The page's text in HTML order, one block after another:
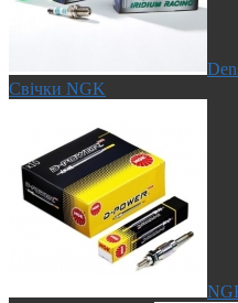
Свічки NGK